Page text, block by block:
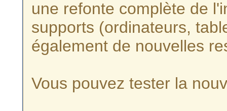
une refonte complète de
supports (ordinateurs,
également de nouvelles
Vous pouvez tester la